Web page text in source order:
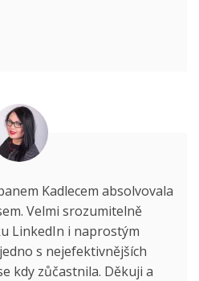
Kadlecem absolvovala
Velmi srozumitelně
LinkedIn i naprostým
s nejefektivnějších
kdy zůčastnila. Děkuji a